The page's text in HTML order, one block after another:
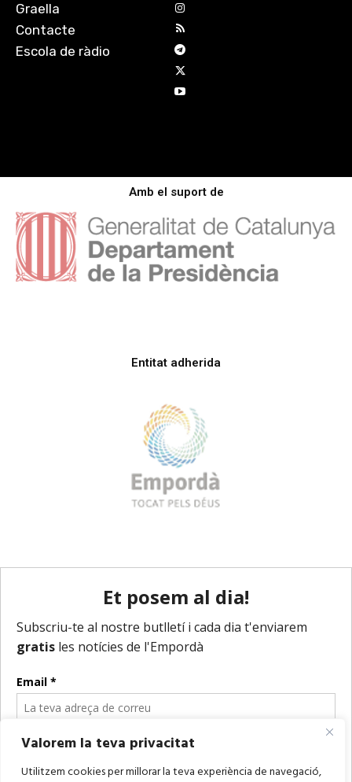
Valorem la teva privacitat
Utilitzem cookies per millorar la teva experiència de navegació,
Graella
Contacte
Escola de ràdio
Amb el suport de
Entitat adherida